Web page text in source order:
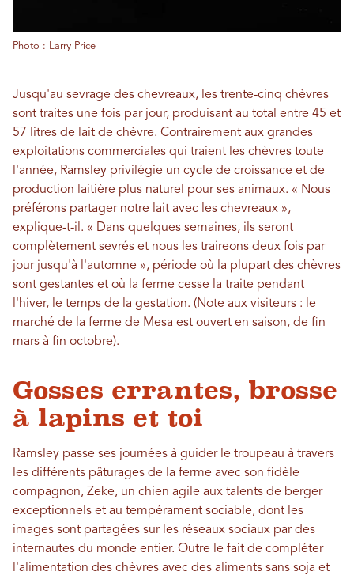
Photo : Larry Price
Jusqu'au sevrage des chevreaux, les trente-cinq chèvres
sont traites une fois par jour, produisant au total entre 45 et
57 litres de lait de chèvre. Contrairement aux grandes
exploitations commerciales qui traient les chèvres toute
l'année, Ramsley privilégie un cycle de croissance et de
production laitière plus naturel pour ses animaux. « Nous
préférons partager notre lait avec les chevreaux »,
explique-t-il. « Dans quelques semaines, ils seront
complètement sevrés et nous les traireons deux fois par
jour jusqu'à l'automne », période où la plupart des chèvres
sont gestantes et où la ferme cesse la traite pendant
l'hiver, le temps de la gestation. (Note aux visiteurs : le
marché de la ferme de Mesa est ouvert en saison, de fin
mars à fin octobre).
Gosses errantes, brosse
à lapins et toi
Ramsley passe ses journées à guider le troupeau à travers
les différents pâturages de la ferme avec son fidèle
compagnon, Zeke, un chien agile aux talents de berger
exceptionnels et au tempérament sociable, dont les
images sont partagées sur les réseaux sociaux par des
internautes du monde entier. Outre le fait de compléter
l'alimentation des chèvres avec des aliments sans soja et